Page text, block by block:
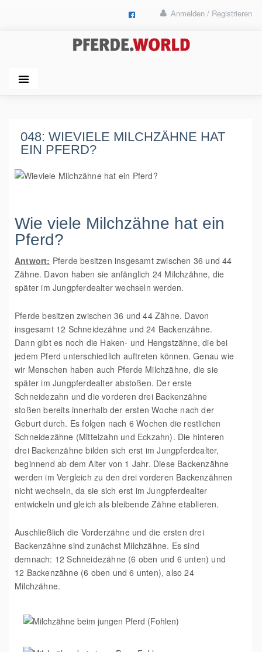
Anmelden / Registrieren
048: WIEVIELE MILCHZÄHNE HAT
EIN PFERD?
Wie viele Milchzähne hat ein
Pferd?
Antwort: Pferde besitzen insgesamt zwischen 36 und 44
Zähne. Davon haben sie anfänglich 24 Milchzähne, die
später im Jungpferdealter wechseln werden.
Pferde besitzen zwischen 36 und 44 Zähne. Davon
insgesamt 12 Schneidezähne und 24 Backenzähne.
Dann gibt es noch die Haken- und Hengstzähne, die bei
jedem Pferd unterschiedlich auftreten können. Genau wie
wir Menschen haben auch Pferde Milchzähne, die sie
später im Jungpferdealter abstoßen. Der erste
Schneidezahn und die vorderen drei Backenzähne
stoßen bereits innerhalb der ersten Woche nach der
Geburt durch. Es folgen nach 6 Wochen die restlichen
Schneidezähne (Mittelzahn und Eckzahn). Die hinteren
drei Backenzähne bilden sich erst im Jungpferdealter,
beginnend ab dem Alter von 1 Jahr. Diese Backenzähne
werden im Vergleich zu den drei vorderen Backenzähnen
nicht wechseln, da sie sich erst im Jungpferdealter
entwickeln und gleich als bleibende Zähne etablieren.
Auschließlich die Vorderzähne und die ersten drei
Backenzähne sind zunächst Milchzähne. Es sind
demnach: 12 Schneidezähne (6 oben und 6 unten) und
12 Backenzähne (6 oben und 6 unten), also 24
Milchzähne.